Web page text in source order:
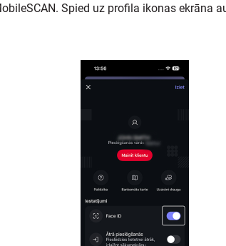
Spied uz profila ikonas ekrāna